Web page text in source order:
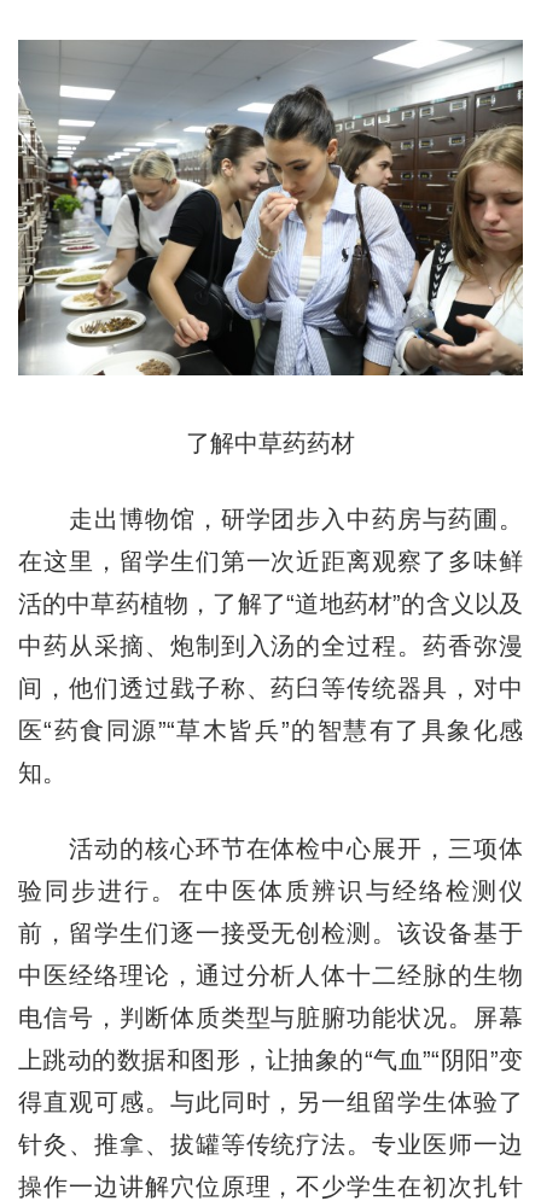
了解中草药药材
走出博物馆，研学团步入中药房与药圃。
在这里，留学生们第一次近距离观察了多味鲜
活的中草药植物，了解了“道地药材”的含义以及
中药从采摘、炮制到入汤的全过程。药香弥漫
间，他们透过戥子称、药臼等传统器具，对中
医“药食同源”“草木皆兵”的智慧有了具象化感
知。
活动的核心环节在体检中心展开，三项体
验同步进行。在中医体质辨识与经络检测仪
前，留学生们逐一接受无创检测。该设备基于
中医经络理论，通过分析人体十二经脉的生物
电信号，判断体质类型与脏腑功能状况。屏幕
上跳动的数据和图形，让抽象的“气血”“阴阳”变
得直观可感。与此同时，另一组留学生体验了
针灸、推拿、拔罐等传统疗法。专业医师一边
操作一边讲解穴位原理，不少学生在初次扎针